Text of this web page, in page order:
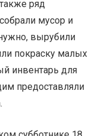
ряд
мусор и
вырубили
покраску малых
инвентарь для
предоставляли